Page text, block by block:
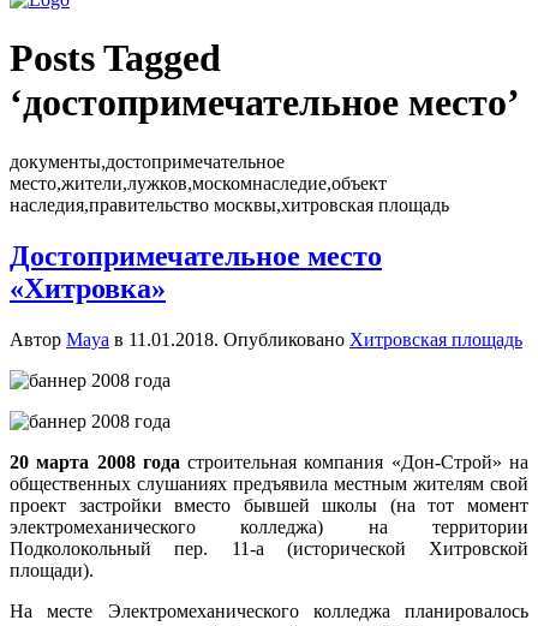
Posts Tagged
‘достопримечательное место’
документы,достопримечательное
место,жители,лужков,москомнаследие,объект
наследия,правительство москвы,хитровская площадь
Достопримечательное место
«Хитровка»
Автор Maya в 11.01.2018. Опубликовано Хитровская площадь
20 марта 2008 года строительная компания «Дон-Строй» на
общественных слушаниях предъявила местным жителям свой
проект застройки вместо бывшей школы (на тот момент
электромеханического колледжа) на территории
Подколокольный пер. 11-а (исторической Хитровской
площади).
На месте Электромеханического колледжа планировалось